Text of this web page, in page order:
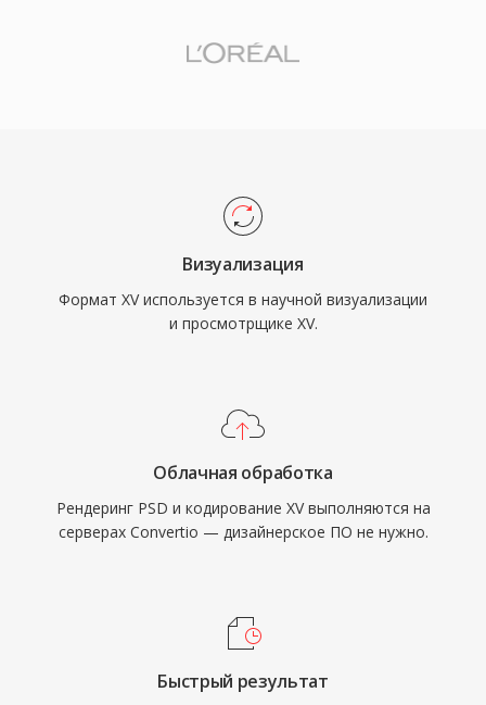
Визуализация
Формат XV используется в научной визуализации
и просмотрщике XV.
Облачная обработка
Рендеринг PSD и кодирование XV выполняются на
серверах Convertio — дизайнерское ПО не нужно.
Быстрый результат